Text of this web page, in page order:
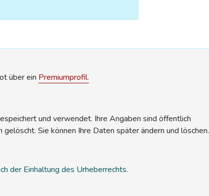
über ein Premiumprofil.
und verwendet. Ihre Angaben sind öffentlich
Sie können Ihre Daten später ändern und löschen.
der Einhaltung des Urheberrechts.